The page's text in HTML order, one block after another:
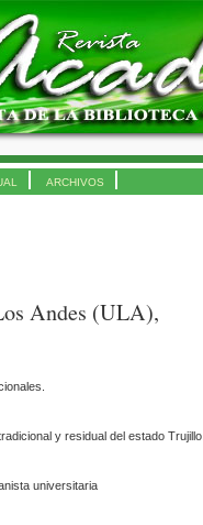
ARCHIVOS
Andes (ULA),
y residual del estado Trujillo.
universitaria